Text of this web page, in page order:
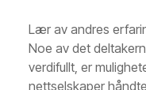
Lær av andres
Noe av det
verdifullt, er
nettselskaper